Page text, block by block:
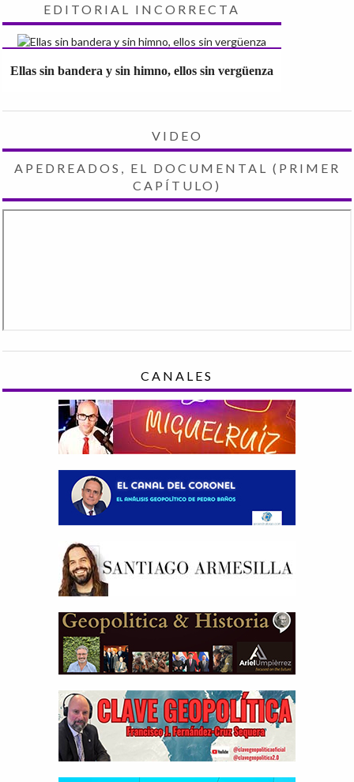
EDITORIAL INCORRECTA
Ellas sin bandera y sin himno, ellos sin vergüenza
VIDEO
APEDREADOS, EL DOCUMENTAL (PRIMER
CAPÍTULO)
CANALES